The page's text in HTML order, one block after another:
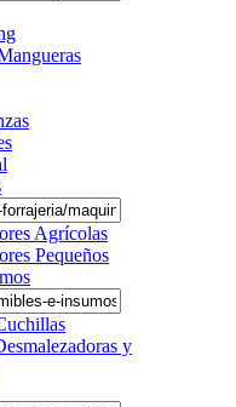
Agrícolas
Pequeños
y